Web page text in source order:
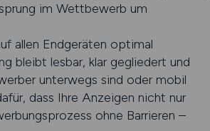
im Wettbewerb um
allen Endgeräten optimal
bleibt lesbar, klar gegliedert und
unterwegs sind oder mobil
dass Ihre Anzeigen nicht nur
ohne Barrieren –